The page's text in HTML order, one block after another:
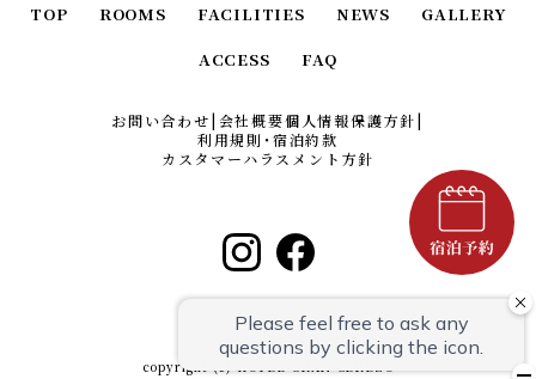
TOP ROOMS FACILITIES NEWS
GALLERY
ACCESS
FAQ
お問い合わせ| 会社概要個人情報保護方針|
利用規則・宿泊約款
カスタマーハラスメント方針
copyright (c) HOTEL GRAN CEREZO